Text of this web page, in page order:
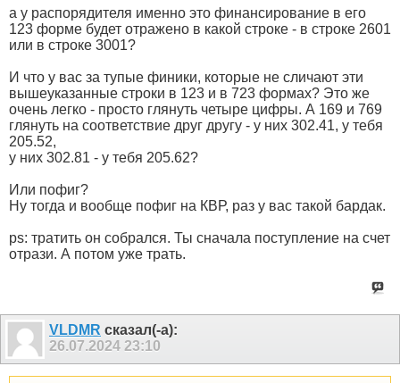
а у распорядителя именно это финансирование в его
123 форме будет отражено в какой строке - в строке 2601
или в строке 3001?
И что у вас за тупые финики, которые не сличают эти
вышеуказанные строки в 123 и в 723 формах? Это же
очень легко - просто глянуть четыре цифры. А 169 и 769
глянуть на соответствие друг другу - у них 302.41, у тебя
205.52,
у них 302.81 - у тебя 205.62?
Или пофиг?
Ну тогда и вообще пофиг на КВР, раз у вас такой бардак.
ps: тратить он собрался. Ты сначала поступление на счет
отрази. А потом уже трать.
VLDMR сказал(-а):
26.07.2024 23:10